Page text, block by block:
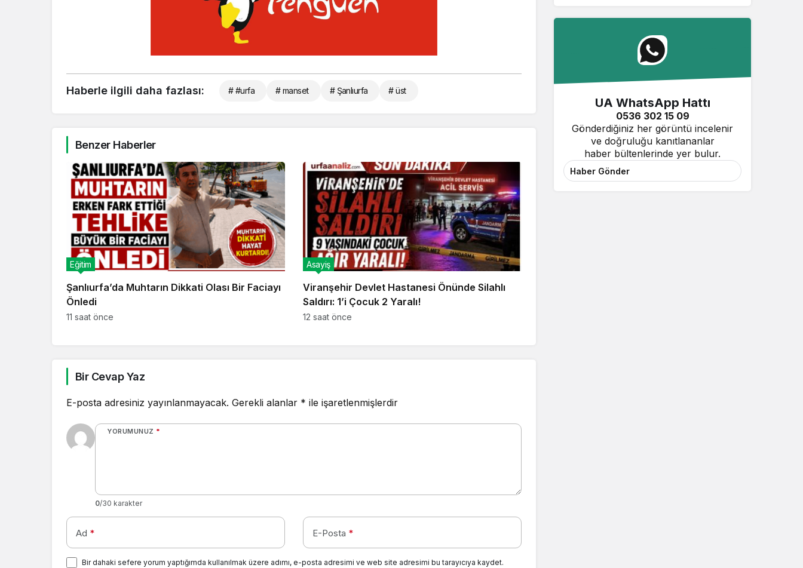
Haberle ilgili daha fazlası: # #urfa # manset # Şanlıurfa # üst
Benzer Haberler
Şanlıurfa’da Muhtarın Dikkati Olası Bir Faciayı
Önledi
Eğitim
11 saat önce
Viranşehir Devlet Hastanesi Önünde Silahlı
Saldırı: 1’i Çocuk 2 Yaralı!
Asayiş
12 saat önce
Bir Cevap Yaz
E-posta adresiniz yayınlanmayacak. Gerekli alanlar * ile işaretlenmişlerdir
YORUMUNUZ *
0/30 karakter
Ad * E-Posta *
Bir dahaki sefere yorum yaptığımda kullanılmak üzere adımı, e-posta adresimi ve web site adresimi bu tarayıcıya kaydet.
UA WhatsApp Hattı
0536 302 15 09
Gönderdiğiniz her görüntü incelenir
ve doğruluğu kanıtlananlar
haber bültenlerinde yer bulur.
Haber Gönder